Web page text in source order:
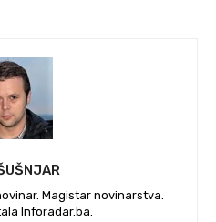
Magistar novinarstva.
Inforadar.ba.